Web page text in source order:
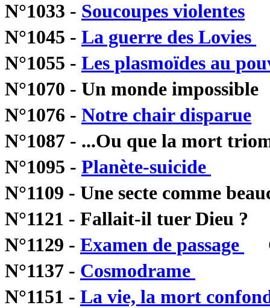
N°1033 - Soucoupes violentes
N°1045 - La guerre des Lovies
N°1055 - Les plasmoïdes au
N°1070 - Un monde
N°1076 - Notre chair disparue
N°1087 - ...Ou que la mort
N°1095 - Planète-suicide
N°1109 - Une secte comme
N°1121 - Fallait-il tuer
N°1129 - Examen de passage
N°1137 - Cosmodrame
N°1151 - La vie, la mort